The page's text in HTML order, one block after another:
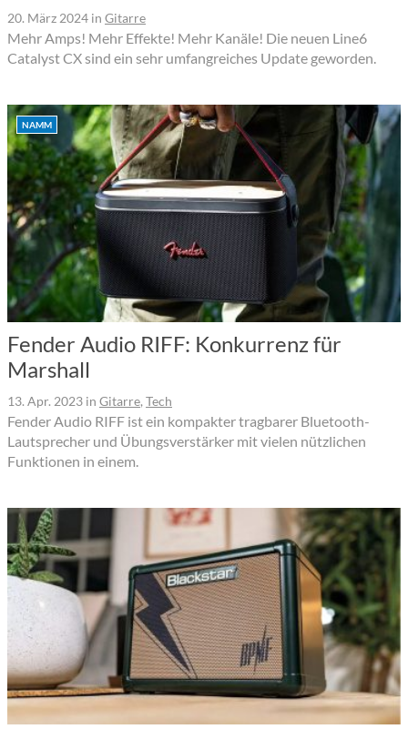
20. März 2024 in Gitarre
Mehr Amps! Mehr Effekte! Mehr Kanäle! Die neuen Line6
Catalyst CX sind ein sehr umfangreiches Update geworden.
NAMM
Fender Audio RIFF: Konkurrenz für
Marshall
13. Apr. 2023 in Gitarre, Tech
Fender Audio RIFF ist ein kompakter tragbarer Bluetooth-
Lautsprecher und Übungsverstärker mit vielen nützlichen
Funktionen in einem.